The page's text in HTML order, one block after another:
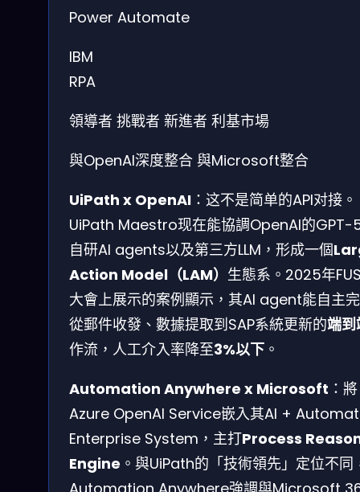
Power Automate
IBM
RPA
領導者 挑戰者 新進者 利基市場
與OpenAI深度整合 與Microsoft整合
UiPath x OpenAI ：这不是简单的API对接。
UiPath Maestro现在能協調OpenAI的GPT-
自研AI agents以及第三方LLM，形成一個
Action Model（LAM） 生態系。2025年
大會上展示的案例顯示，其AI agent能自主
從郵件收發、數據提取到SAP系統更新的端到
作流，人工介入率降至3%以下 。
Automation Anywhere x Microsoft ：將
Azure OpenAI Service嵌入其AI +
Enterprise System，主打Process
Engine 。與UiPath的「技術領先」定位不同